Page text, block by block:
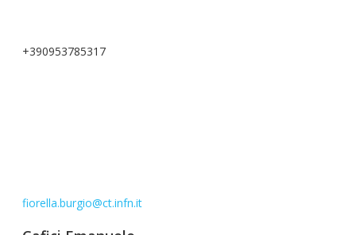
+390953785317
fiorella.burgio@ct.infn.it